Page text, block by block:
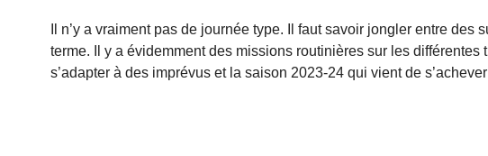
Il n’y a vraiment pas de journée type. Il faut savoir jongler entre
terme. Il y a évidemment des missions routinières sur les
s’adapter à des imprévus et la saison 2023-24 qui vient de